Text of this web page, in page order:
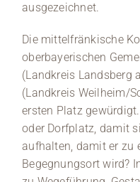
ausgezeichnet.
Die mittelfränkische
oberbayerischen
(Landkreis Landsberg
(Landkreis Weilheim/
ersten Platz
oder Dorfplatz, damit
aufhalten, damit er zu
Begegnungsort wird?